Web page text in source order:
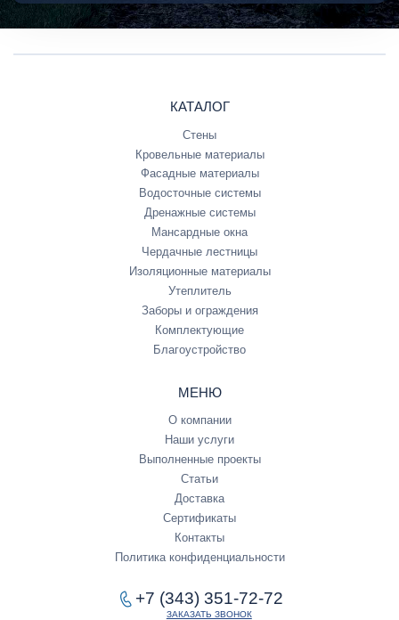
КАТАЛОГ
Стены
Кровельные материалы
Фасадные материалы
Водосточные системы
Дренажные системы
Мансардные окна
Чердачные лестницы
Изоляционные материалы
Утеплитель
Заборы и ограждения
Комплектующие
Благоустройство
МЕНЮ
О компании
Наши услуги
Выполненные проекты
Статьи
Доставка
Сертификаты
Контакты
Политика конфиденциальности
+7 (343) 351-72-72
ЗАКАЗАТЬ ЗВОНОК